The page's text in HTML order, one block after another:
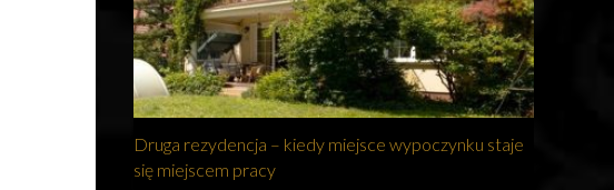
Druga rezydencja – kiedy miejsce wypoczynku staje
się miejscem pracy